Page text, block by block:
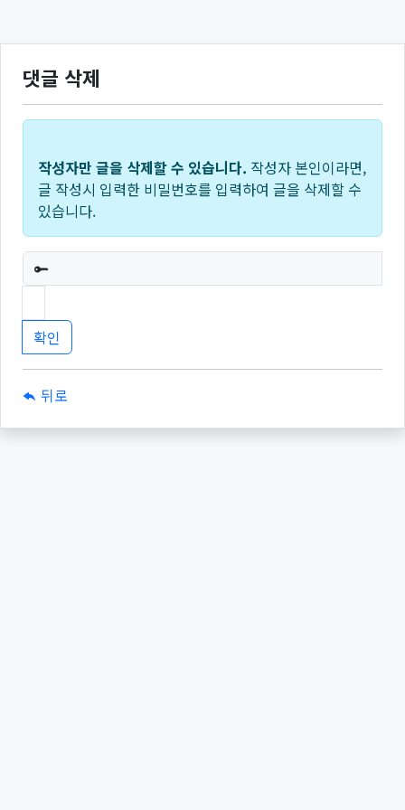
댓글 삭제
작성자만 글을 삭제할 수 있습니다. 작성자 본인이라면,
글 작성시 입력한 비밀번호를 입력하여 글을 삭제할 수
있습니다.
필수
뒤로